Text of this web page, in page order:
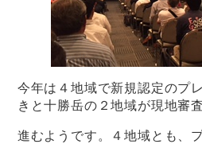
今年は４地域で新規認定のプ
きと十勝岳の２地域が現地審
進むようです。４地域とも、